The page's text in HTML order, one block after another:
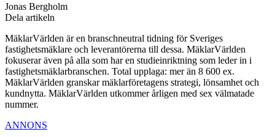
Jonas Bergholm
Dela artikeln
MäklarVärlden är en branschneutral tidning för Sveriges
fastighetsmäklare och leverantörerna till dessa. MäklarVärlden
fokuserar även på alla som har en studieinriktning som leder in i
fastighetsmäklarbranschen. Total upplaga: mer än 8 600 ex.
MäklarVärlden granskar mäklarföretagens strategi, lönsamhet och
kundnytta. MäklarVärlden utkommer årligen med sex välmatade
nummer.
ANNONS